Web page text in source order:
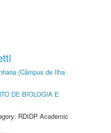
(Câmpus de Ilha
DE BIOLOGIA E
RDIDP Academic